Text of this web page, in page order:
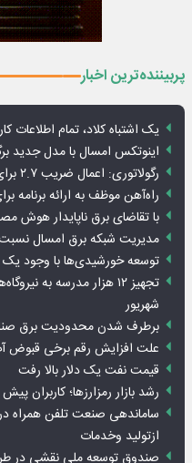
پربیننده‌ترین اخبار
یک اشتباه کلاد، تمام اطلاعات
اینوتکس امسال با مدل جدید
رگولاتوری: اعمال ضریب ۲.۷ برای اینترنت بین‌الملل صحت ندارد
راه‌آهن موظف به ارائه برنامه
با تقاضای برق ناپایدار هوش
مدیریت شبکه برق امسال
توسعه خورشیدی‌ها با وجود
شهریور
برطرف شدن محدودیت‌ برق
علت افزایش رقم برخی قبوض
قیمت نفت یک دلار بالا رفت
رشد بازار رمزارزها؛ کاربران
ساماندهی صنعت تلفن همراه
ازتولید وخدمات
صندوق توسعه ملی نقشی در